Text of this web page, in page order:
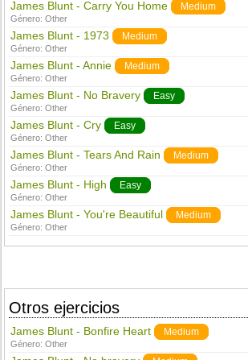
James Blunt - Carry You Home Medium
Género:Other
James Blunt - 1973 Medium
Género:Other
James Blunt - Annie Medium
Género:Other
James Blunt - No Bravery Easy
Género:Other
James Blunt - Cry Easy
Género:Other
James Blunt - Tears And Rain Medium
Género:Other
James Blunt - High Easy
Género:Other
James Blunt - You're Beautiful Medium
Género:Other
Otros ejercicios
James Blunt - Bonfire Heart Medium
Género:Other